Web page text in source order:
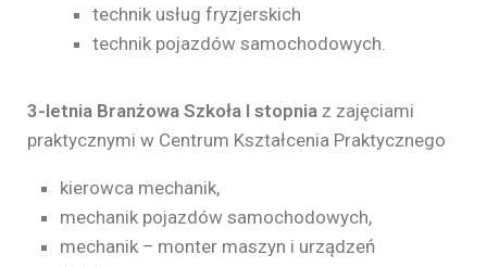
technik usług fryzjerskich
technik pojazdów samochodowych.
3-letnia Branżowa Szkoła I stopnia z zajęciami
praktycznymi w Centrum Kształcenia Praktycznego
kierowca mechanik,
mechanik pojazdów samochodowych,
mechanik – monter maszyn i urządzeń